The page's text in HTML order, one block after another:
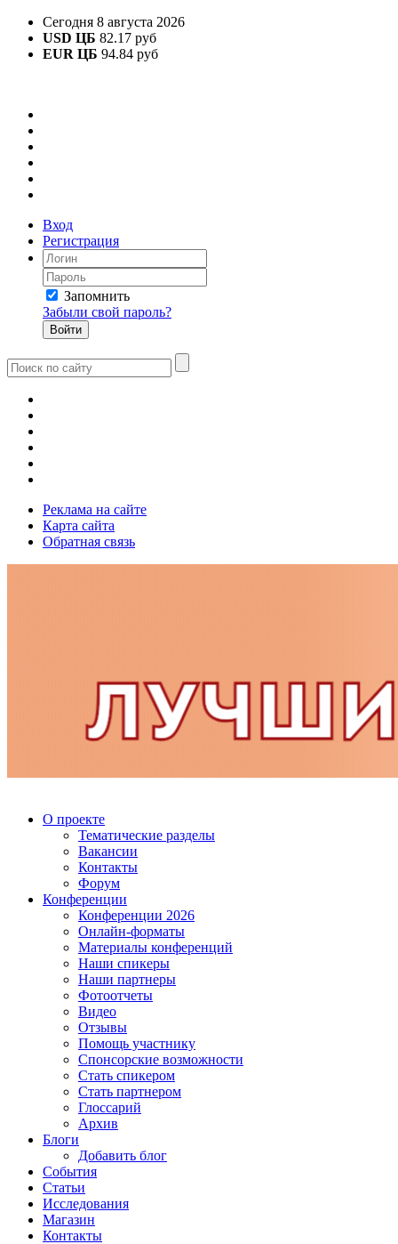
Сегодня 8 августа 2026
USD ЦБ 82.17 руб
EUR ЦБ 94.84 руб
Вход
Регистрация
Запомнить
Забыли свой пароль?
Реклама на сайте
Карта сайта
Обратная связь
О проекте
Тематические разделы
Вакансии
Контакты
Форум
Конференции
Конференции 2026
Онлайн-форматы
Материалы конференций
Наши спикеры
Наши партнеры
Фотоотчеты
Видео
Отзывы
Помощь участнику
Спонсорские возможности
Стать спикером
Стать партнером
Глоссарий
Архив
Блоги
Добавить блог
События
Статьи
Исследования
Магазин
Контакты